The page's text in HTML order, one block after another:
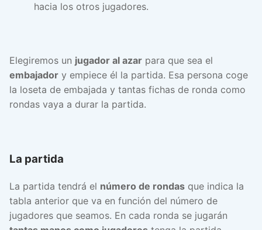
hacia los otros jugadores.
Elegiremos un jugador al azar para que sea el
embajador y empiece él la partida. Esa persona coge
la loseta de embajada y tantas fichas de ronda como
rondas vaya a durar la partida.
La partida
La partida tendrá el número de rondas que indica la
tabla anterior que va en función del número de
jugadores que seamos. En cada ronda se jugarán